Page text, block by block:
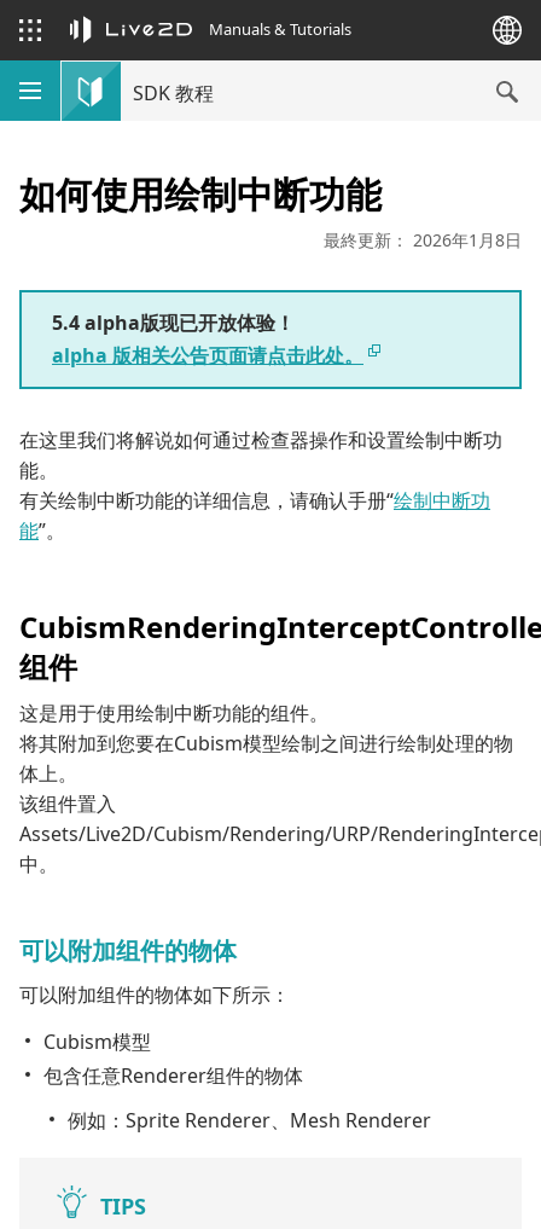
Manuals & Tutorials
SDK 教程
如何使用绘制中断功能
最終更新： 2026年1月8日
5.4 alpha版现已开放体验！
alpha 版相关公告页面请点击此处。
在这里我们将解说如何通过检查器操作和设置绘制中断功
能。
有关绘制中断功能的详细信息，请确认手册“绘制中断功
能”。
组件
这是用于使用绘制中断功能的组件。
将其附加到您要在Cubism模型绘制之间进行绘制处理的物
体上。
该组件置入
Assets/Live2D/Cubism/Rendering/URP/
中。
可以附加组件的物体
可以附加组件的物体如下所示：
Cubism模型
包含任意Renderer组件的物体
例如：Sprite Renderer、Mesh Renderer
TIPS